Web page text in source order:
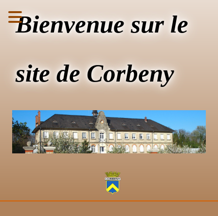
Bienvenue sur le
site de Corbeny